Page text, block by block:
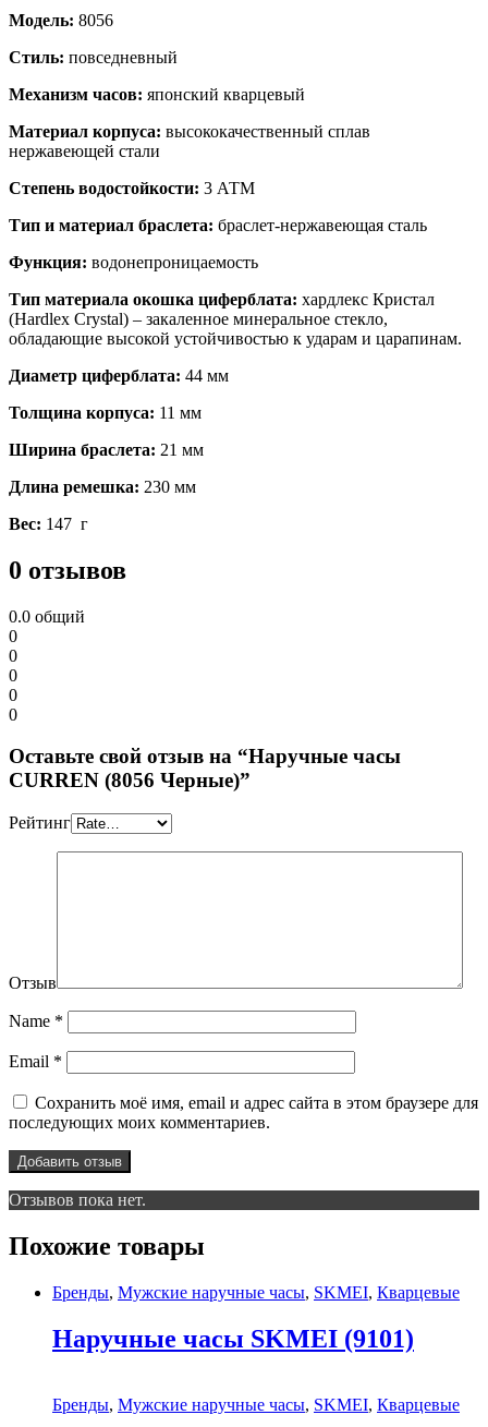
Модель: 8056
Стиль: повседневный
Механизм часов: японский кварцевый
Материал корпуса: высококачественный сплав
нержавеющей стали
Степень водостойкости: 3 АТМ
Тип и материал браслета: браслет-нержавеющая сталь
Функция: водонепроницаемость
Тип материала окошка циферблата: хардлекс Кристал
(Hardlex Crystal) – закаленное минеральное стекло,
обладающие высокой устойчивостью к ударам и царапинам.
Диаметр циферблата: 44 мм
Толщина корпуса: 11 мм
Ширина браслета: 21 мм
Длина ремешка: 230 мм
Вес: 147 г
0 отзывов
0.0 общий
0
0
0
0
0
Оставьте свой отзыв на “Наручные часы
CURREN (8056 Черные)”
Рейтинг
Отзыв
Name *
Email *
Сохранить моё имя, email и адрес сайта в этом браузере для
последующих моих комментариев.
Отзывов пока нет.
Похожие товары
Бренды, Мужские наручные часы, SKMEI, Кварцевые
Наручные часы SKMEI (9101)
Бренды, Мужские наручные часы, SKMEI, Кварцевые